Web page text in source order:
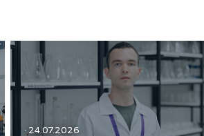
· 24.07.2026